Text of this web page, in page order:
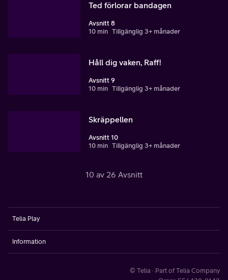
Ted förlorar bandagen
Avsnitt 8
10 min Tillgänglig 3+ månader
Håll dig vaken, Raff!
Avsnitt 9
10 min Tillgänglig 3+ månader
Skräppellen
Avsnitt 10
10 min Tillgänglig 3+ månader
10 av 26 Avsnitt
Telia Play
Information
© Telia · Part of Telia Company